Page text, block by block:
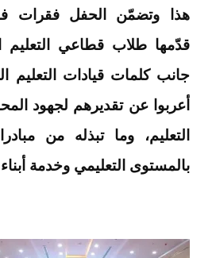
هذا وتضمّن الحفل فقرات
قدّمها طلاب قطاعي التعليم
جانب كلمات قيادات التعليم
أعربوا عن تقديرهم لجهود
التعليم، وما تبذله من
بالمستوى التعليمي وخدمة